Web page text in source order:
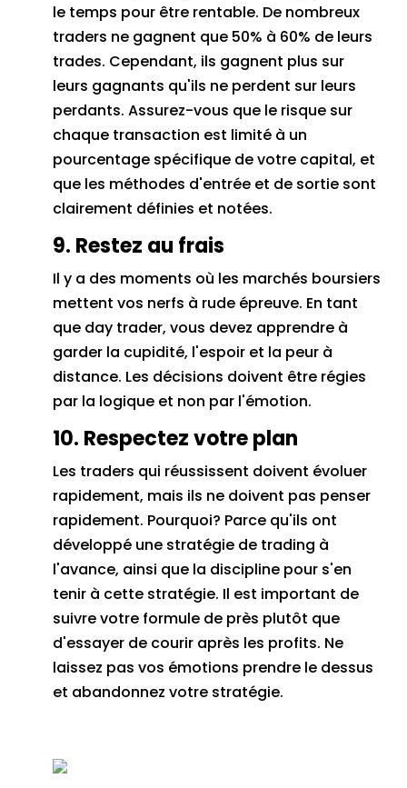
le temps pour être rentable. De nombreux
traders ne gagnent que 50% à 60% de leurs
trades. Cependant, ils gagnent plus sur
leurs gagnants qu'ils ne perdent sur leurs
perdants. Assurez-vous que le risque sur
chaque transaction est limité à un
pourcentage spécifique de votre capital, et
que les méthodes d'entrée et de sortie sont
clairement définies et notées.
9. Restez au frais
Il y a des moments où les marchés boursiers
mettent vos nerfs à rude épreuve. En tant
que day trader, vous devez apprendre à
garder la cupidité, l'espoir et la peur à
distance. Les décisions doivent être régies
par la logique et non par l'émotion.
10. Respectez votre plan
Les traders qui réussissent doivent évoluer
rapidement, mais ils ne doivent pas penser
rapidement. Pourquoi? Parce qu'ils ont
développé une stratégie de trading à
l'avance, ainsi que la discipline pour s'en
tenir à cette stratégie. Il est important de
suivre votre formule de près plutôt que
d'essayer de courir après les profits. Ne
laissez pas vos émotions prendre le dessus
et abandonnez votre stratégie.